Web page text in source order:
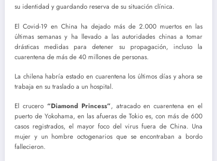
su identidad y guardando reserva de su situación clínica.
El Covid-19 en China ha dejado más de 2.000 muertos en las
últimas semanas y ha llevado a las autoridades chinas a tomar
drásticas medidas para detener su propagación, incluso la
cuarentena de más de 40 millones de personas.
La chilena habría estado en cuarentena los últimos días y ahora se
trabaja en su traslado a un hospital.
El crucero “Diamond Princess”, atracado en cuarentena en el
puerto de Yokohama, en las afueras de Tokio es, con más de 600
casos registrados, el mayor foco del virus fuera de China. Una
mujer y un hombre octogenarios que se encontraban a bordo
fallecieron.